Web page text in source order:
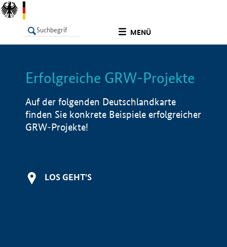
MENÜ
LISTE Info
Erfolgreiche GRW-Projekte
Auf der folgenden Deutschlandkarte
finden Sie konkrete Beispiele erfolgreicher
GRW-Projekte!
LOS GEHT'S